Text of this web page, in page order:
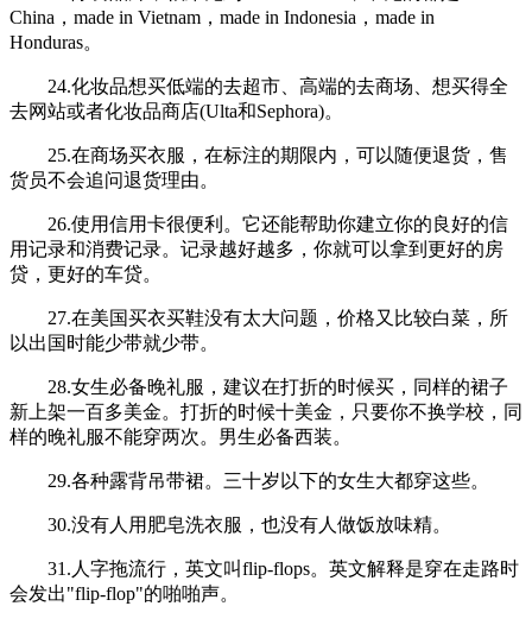
China，made in Vietnam，made in Indonesia，made in
Honduras。
24.化妆品想买低端的去超市、高端的去商场、想买得全
去网站或者化妆品商店(Ulta和Sephora)。
25.在商场买衣服，在标注的期限内，可以随便退货，售
货员不会追问退货理由。
26.使用信用卡很便利。它还能帮助你建立你的良好的信
用记录和消费记录。记录越好越多，你就可以拿到更好的房
贷，更好的车贷。
27.在美国买衣买鞋没有太大问题，价格又比较白菜，所
以出国时能少带就少带。
28.女生必备晚礼服，建议在打折的时候买，同样的裙子
新上架一百多美金。打折的时候十美金，只要你不换学校，同
样的晚礼服不能穿两次。男生必备西装。
29.各种露背吊带裙。三十岁以下的女生大都穿这些。
30.没有人用肥皂洗衣服，也没有人做饭放味精。
31.人字拖流行，英文叫flip-flops。英文解释是穿在走路时
会发出"flip-flop"的啪啪声。